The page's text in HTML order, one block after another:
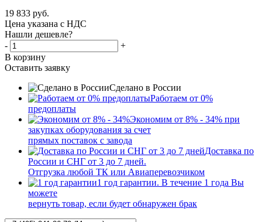
19 833 руб.
Цена указана с НДС
Нашли дешевле?
-
+
В корзину
Оставить заявку
Сделано в России
Работаем от 0%
предоплаты
Экономим от 8% - 34% при
закупках оборудования за счет
прямых поставок с завода
Доставка по
России и СНГ от 3 до 7 дней.
Отгрузка любой ТК или Авиаперевозчиком
1 год гарантии. В течение 1 года Вы
можете
вернуть товар, если будет обнаружен брак